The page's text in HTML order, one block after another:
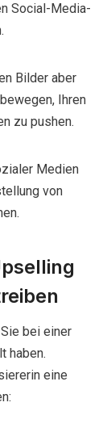
Social-Media-
Bilder aber
Ihren
zu pushen.
Medien
von
bei einer
haben.
eine